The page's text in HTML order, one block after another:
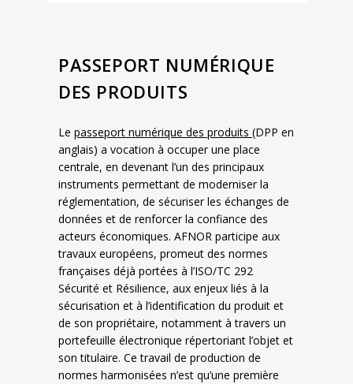
PASSEPORT NUMÉRIQUE
DES PRODUITS
Le passeport numérique des produits (DPP en
anglais) a vocation à occuper une place
centrale, en devenant l’un des principaux
instruments permettant de moderniser la
réglementation, de sécuriser les échanges de
données et de renforcer la confiance des
acteurs économiques. AFNOR participe aux
travaux européens, promeut des normes
françaises déjà portées à l’ISO/TC 292
Sécurité et Résilience, aux enjeux liés à la
sécurisation et à l’identification du produit et
de son propriétaire, notamment à travers un
portefeuille électronique répertoriant l’objet et
son titulaire. Ce travail de production de
normes harmonisées n’est qu’une première